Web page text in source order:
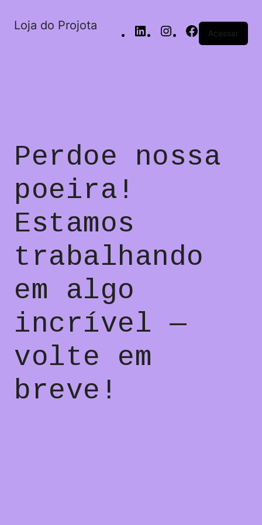
Loja do Projota
Acessar
Perdoe nossa
poeira!
Estamos
trabalhando
em algo
incrível —
volte em
breve!